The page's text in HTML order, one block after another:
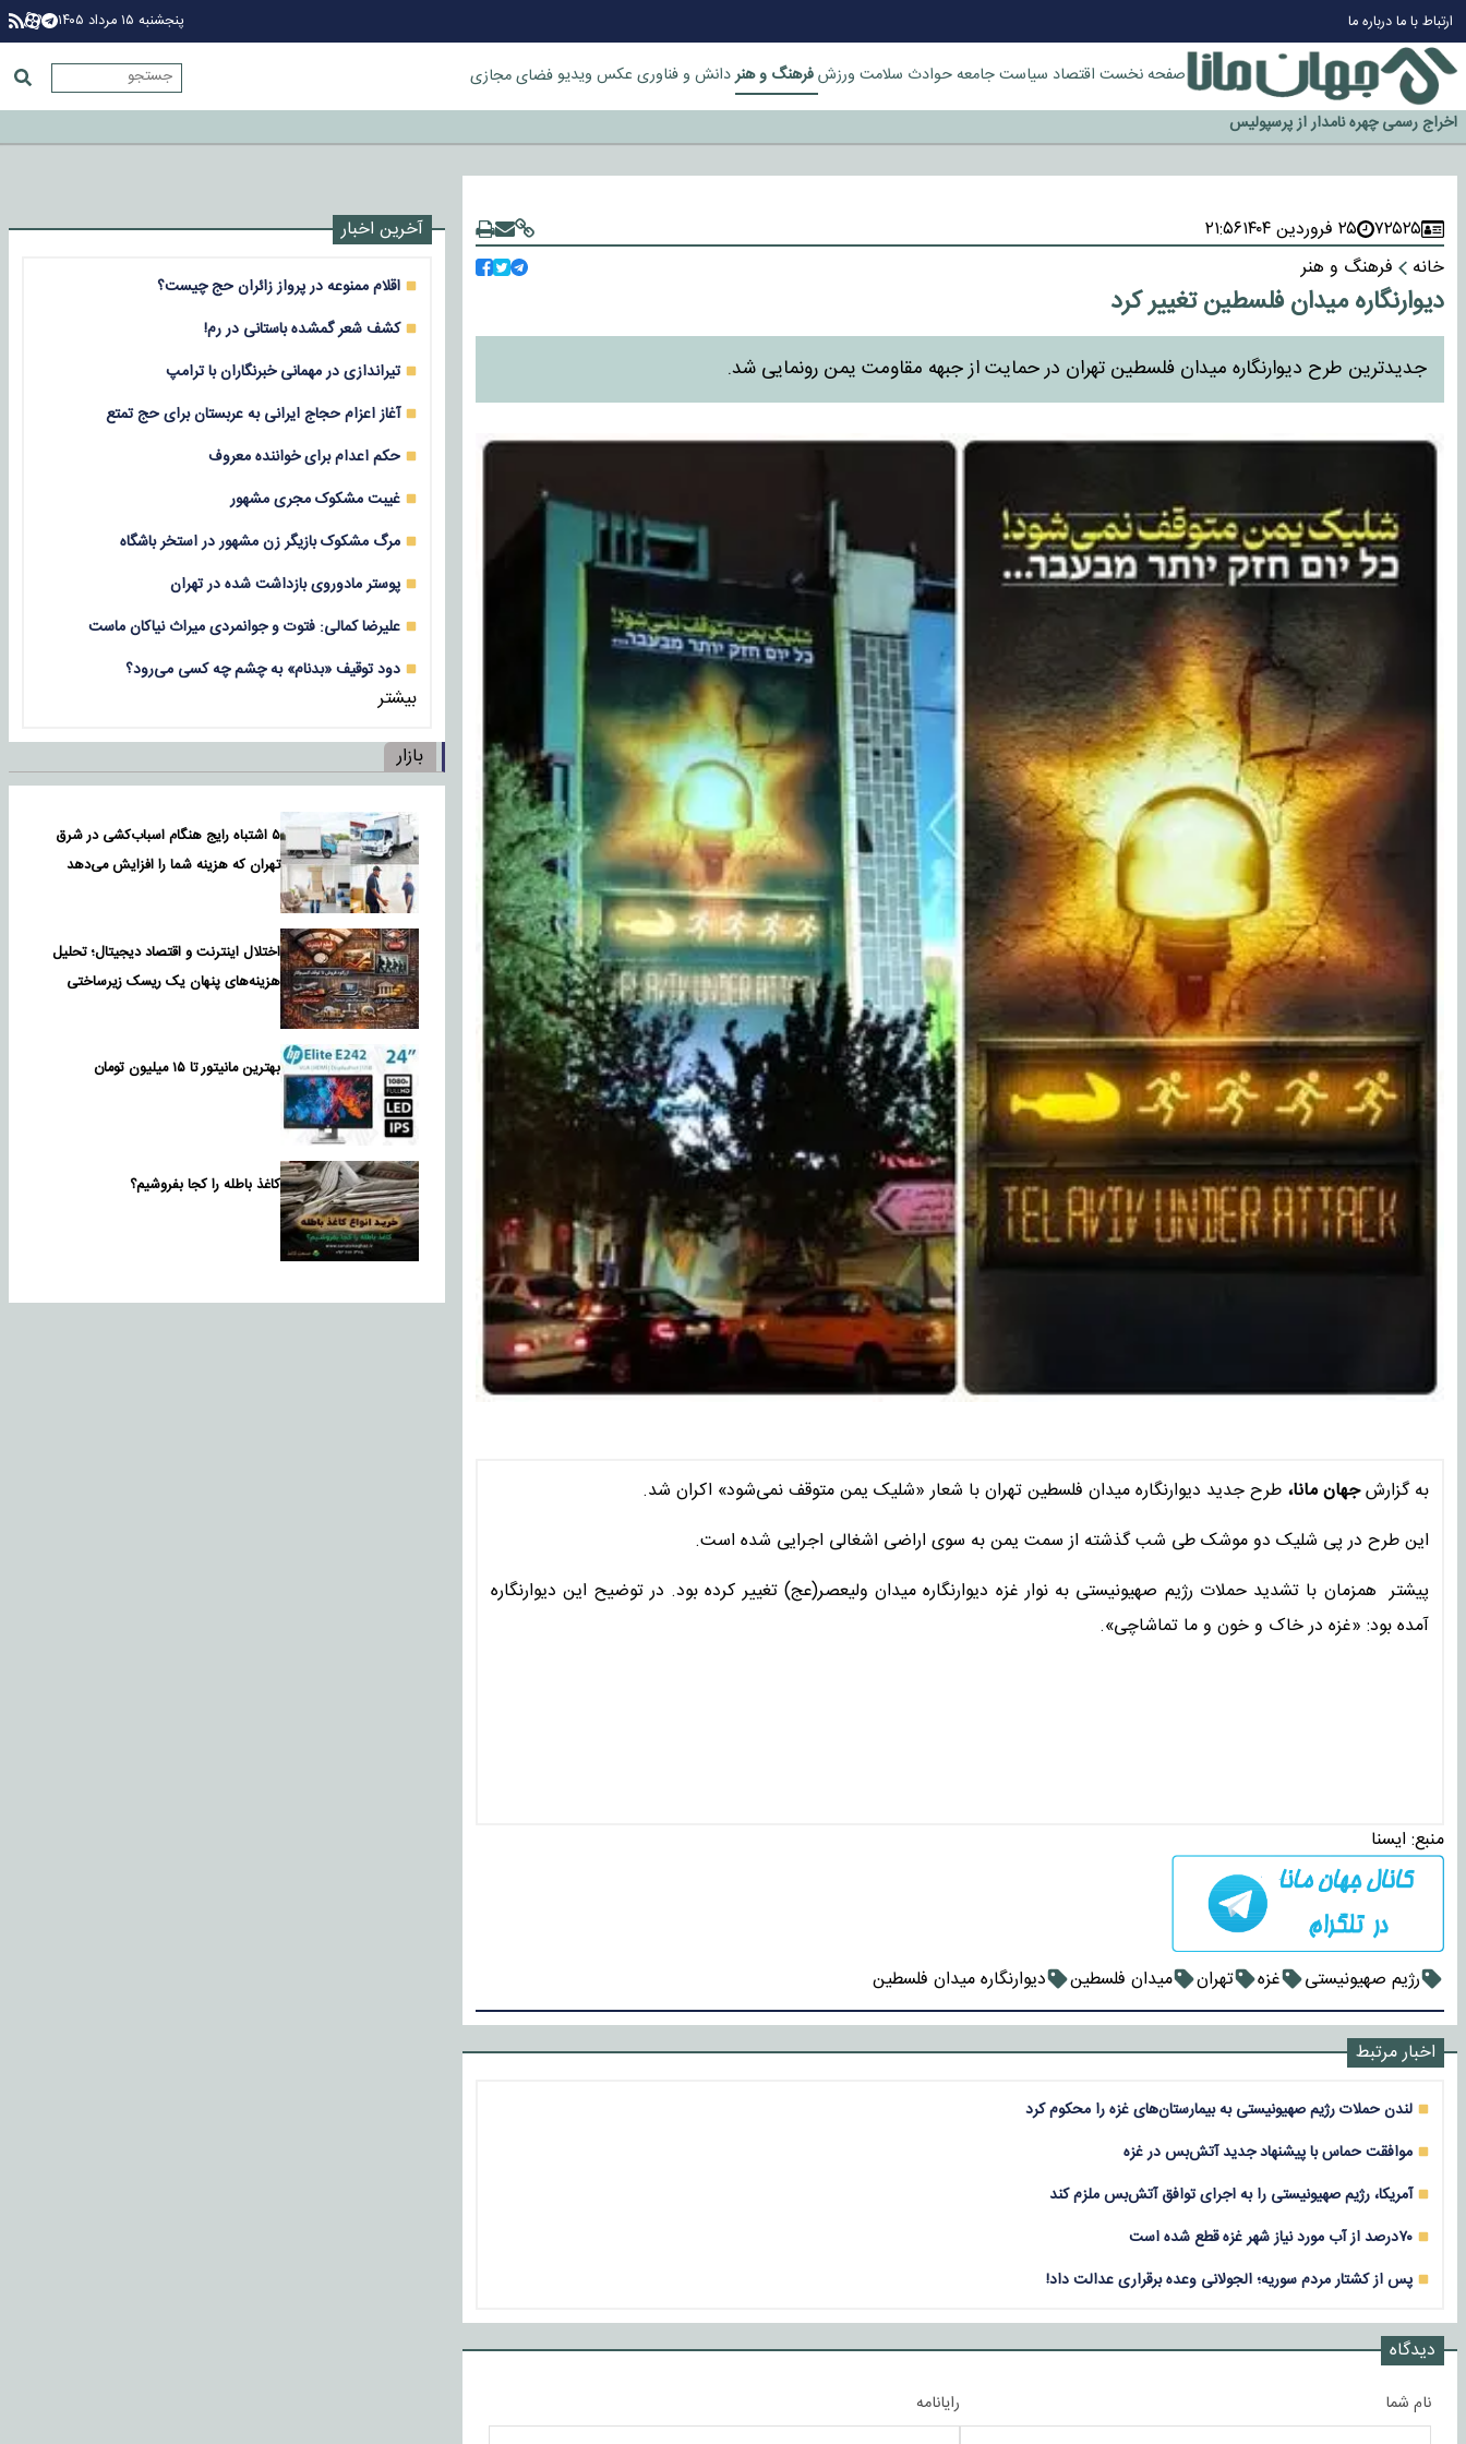
ارتباط با مادرباره ما پنجشنبه ۱۵ مرداد ۱۴۰۵
صفحه نخست اقتصاد سیاستجامعهحوادث سلامت ورزشفرهنگ و هنردانش و فناوری عکس ویدیوفضای مجازی
چرا طلا دوباره افزایشی شد؟
گزینه جدایی اوسمار روی میز مدیران پرسپولیس
آیا رئیس جمهور آمریکا قانون را دور می‌زند؟
اخراج رسمی چهره نامدار از پرسپولیس
سازمان اطلاعات سپاه: پروژه دولت ترامپ برای مهار چین، روسیه و اروپا شکست خورد
۷۲۵۲۵ ۲۵ فروردین ۱۴۰۴
۲۱:۵۶
خانه
فرهنگ و هنر
دیوارنگاره میدان فلسطین تغییر کرد
جدیدترین طرح دیوارنگاره میدان فلسطین تهران در حمایت از جبهه مقاومت یمن رونمایی شد.
به گزارشجهان مانا، طرح جدید دیوارنگاره میدان فلسطین تهران با شعار «شلیک یمن متوقف نمی‌شود» اکران شد.
این طرح در پی شلیک دو موشک طی شب گذشته از سمت یمن به سوی اراضی اشغالی اجرایی شده است‌.
پیشتر همزمان با تشدید حملات رژیم صهیونیستی به نوار غزه دیوارنگاره میدان ولیعصر(عج) تغییر کرده بود. در توضیح این دیوارنگاره
آمده بود: «غزه در خاک و خون و ما تماشاچی».
منبع: ايسنا
رژیم صهیونیستی غزه تهران میدان فلسطین دیوارنگاره میدان فلسطین
اخبار مرتبط
لندن حملات رژیم صهیونیستی به بیمارستان‌های غزه را محکوم کرد
موافقت حماس با پیشنهاد جدید آتش‌بس در غزه
آمریکا، رژیم صهیونیستی را به اجرای توافق آتش‌بس ملزم کند
۷۰درصد از آب مورد نیاز شهر غزه قطع شده است
پس از کشتار مردم سوریه؛ الجولانی وعده برقراری عدالت داد!
دیدگاه
نام شما رایانامه
آخرین اخبار
اقلام ممنوعه در پرواز زائران حج چیست؟
کشف شعر گمشده باستانی در رم!
تیراندازی در مهمانی خبرنگاران با ترامپ
آغاز اعزام حجاج ایرانی به عربستان برای حج تمتع
حکم اعدام برای خواننده معروف
غیبت مشکوک مجری مشهور
مرگ مشکوک بازیگر زن مشهور در استخر باشگاه
پوستر مادوروی بازداشت شده در تهران
علیرضا کمالی: فتوت و جوانمردی میراث نیاکان ماست
دود توقیف «بدنام» به چشم چه کسی می‌رود؟
بیشتر
بازار
۵ اشتباه رایج هنگام اسباب‌کشی در شرق
تهران که هزینه شما را افزایش می‌دهد
اختلال اینترنت و اقتصاد دیجیتال؛ تحلیل
هزینه‌های پنهان یک ریسک زیرساختی
بهترین مانیتور تا ۱۵ میلیون تومان
کاغذ باطله را کجا بفروشیم؟